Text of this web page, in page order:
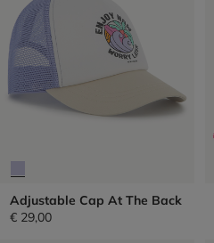
Adjustable Cap At The Back
€ 29,00